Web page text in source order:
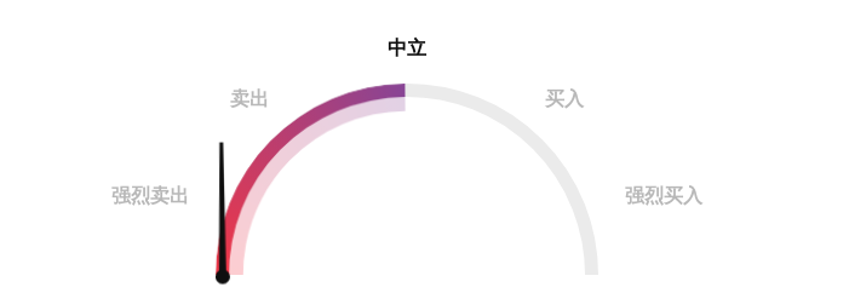
中立
卖出 买入
强烈卖出 强烈买入